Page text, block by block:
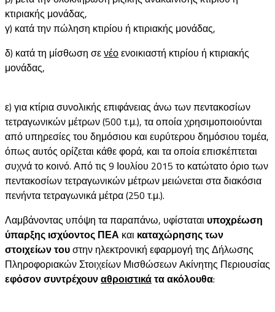
κτιριακής μονάδας,
γ) κατά την πώληση κτιρίου ή κτιριακής μονάδας,
δ) κατά τη μίσθωση σενέοενοικιαστή κτιρίου ή κτιριακής
μονάδας,
ε) για κτίρια συνολικής επιφάνειας άνω των πεντακοσίων
τετραγωνικών μέτρων (500 τ.μ.), τα οποία χρησιμοποιούνται
από υπηρεσίες του δημόσιου και ευρύτερου δημόσιου τομέα,
όπως αυτός ορίζεται κάθε φορά, και τα οποία επισκέπτεται
συχνά το κοινό. Από τις 9 Ιουλίου 2015 το κατώτατο όριο των
πεντακοσίων τετραγωνικών μέτρων μειώνεται στα διακόσια
πενήντα τετραγωνικά μέτρα (250 τ.μ.).
Λαμβάνοντας υπόψη τα παραπάνω, υφίσταται υποχρέωση
ύπαρξης ισχύοντος ΠΕΑ και καταχώρησης των
στοιχείων τουστην ηλεκτρονική εφαρμογή της Δήλωσης
Πληροφοριακών Στοιχείων Μισθώσεων Ακίνητης Περιουσίας
εφόσον συντρέχουναθροιστικάτα ακόλουθα: